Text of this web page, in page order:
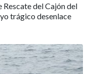
Rescate del Cajón del
trágico desenlace